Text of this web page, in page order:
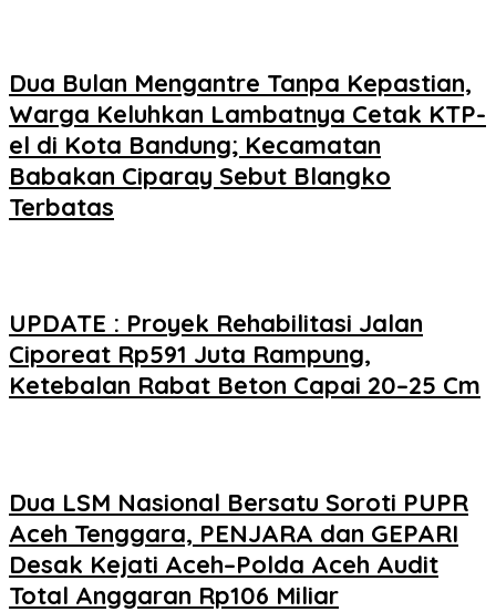
Dua Bulan Mengantre Tanpa Kepastian,
Warga Keluhkan Lambatnya Cetak KTP-
el di Kota Bandung; Kecamatan
Babakan Ciparay Sebut Blangko
Terbatas
UPDATE : Proyek Rehabilitasi Jalan
Ciporeat Rp591 Juta Rampung,
Ketebalan Rabat Beton Capai 20–25 Cm
Dua LSM Nasional Bersatu Soroti PUPR
Aceh Tenggara, PENJARA dan GEPARI
Desak Kejati Aceh–Polda Aceh Audit
Total Anggaran Rp106 Miliar